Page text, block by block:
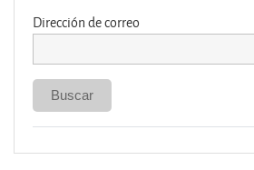
Dirección de correo